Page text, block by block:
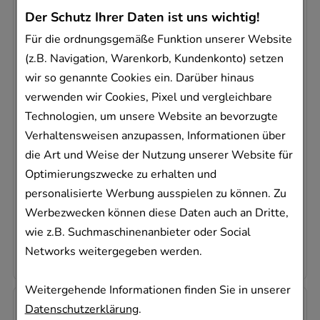
Der Schutz Ihrer Daten ist uns wichtig!
Für die ordnungsgemäße Funktion unserer Website
(z.B. Navigation, Warenkorb, Kundenkonto) setzen
wir so genannte Cookies ein. Darüber hinaus
verwenden wir Cookies, Pixel und vergleichbare
Technologien, um unsere Website an bevorzugte
Verhaltensweisen anzupassen, Informationen über
die Art und Weise der Nutzung unserer Website für
Optimierungszwecke zu erhalten und
personalisierte Werbung ausspielen zu können. Zu
Werbezwecken können diese Daten auch an Dritte,
wie z.B. Suchmaschinenanbieter oder Social
Networks weitergegeben werden.
Weitergehende Informationen finden Sie in unserer
Datenschutzerklärung.
CETIDEX 10 mg Filmtabletten
Dexcel Pharma GmbH
50St
Filmtabletten
08892127
Sofort lieferbar
1,75 €¹
AVP:6,96 €²
0,04 €pro 1 Stk
-74,5%